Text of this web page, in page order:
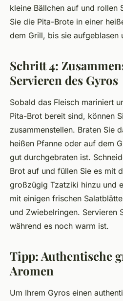
kleine Bällchen auf und rollen
Sie die Pita-Brote in einer
dem Grill, bis sie aufgeblasen
Schritt 4:
Servieren des Gyros
Sobald das Fleisch mariniert
Pita-Brot bereit sind, können
zusammenstellen. Braten Sie
heißen Pfanne oder auf dem
gut durchgebraten ist.
Brot auf und füllen Sie es mit
großzügig Tzatziki hinzu und
mit einigen frischen
und Zwiebelringen. Servieren
während es noch warm ist.
Tipp: Authentische
Aromen
Um Ihrem Gyros einen